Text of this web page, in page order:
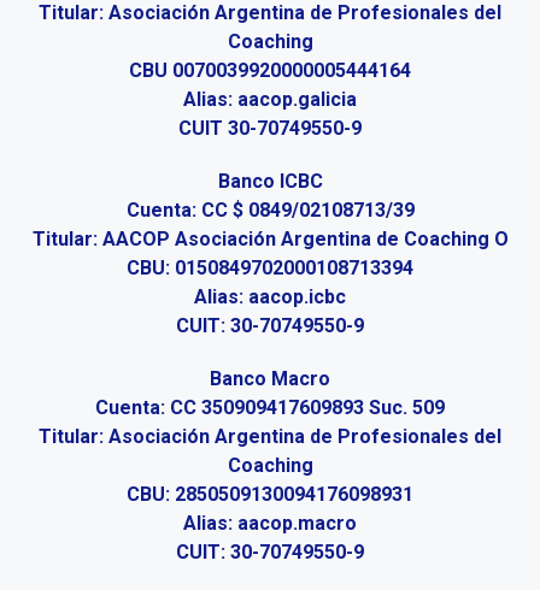
Titular: Asociación Argentina de Profesionales del
Coaching
CBU 0070039920000005444164
Alias: aacop.galicia
CUIT 30-70749550-9
Banco ICBC
Cuenta: CC $ 0849/02108713/39
Titular: AACOP Asociación Argentina de Coaching O
CBU: 0150849702000108713394
Alias: aacop.icbc
CUIT: 30-70749550-9
Banco Macro
Cuenta: CC 350909417609893 Suc. 509
Titular: Asociación Argentina de Profesionales del
Coaching
CBU: 2850509130094176098931
Alias: aacop.macro
CUIT: 30-70749550-9